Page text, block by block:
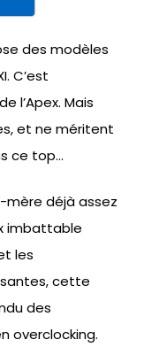
des modèles
C’est
l’Apex. Mais
et ne méritent
ce top…
mère déjà assez
imbattable
les
cette
des
overclocking.